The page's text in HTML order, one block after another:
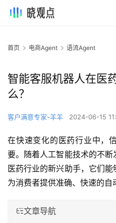
首页 电商Agent 语流Agent
智能客服机器人在医
么？
客户满意专家-羊羊 2024-06-15
在快速变化的医药行业中，
要。随着人工智能技术的不断
医药行业的新兴助手，它们能
为消费者提供准确、快速的自
文章导航